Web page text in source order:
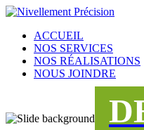
ACCUEIL
NOS SERVICES
NOS RÉALISATIONS
NOUS JOINDRE